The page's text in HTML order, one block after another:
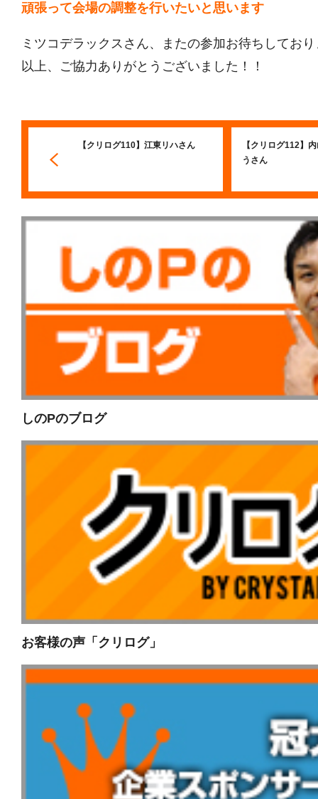
頑張って会場の調整を行いたいと思います
ミツコデラックスさん、またの参加お待ちしてお
以上、ご協力ありがとうございました！！
【クリログ110】江東リハさん
【クリログ112】
うさん
しのPのブログ
お客様の声「クリログ」